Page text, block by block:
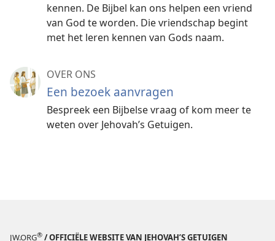
kennen. De Bijbel kan ons helpen een vriend
van God te worden. Die vriendschap begint
met het leren kennen van Gods naam.
OVER ONS
Een bezoek aanvragen
Bespreek een Bijbelse vraag of kom meer te
weten over Jehovah’s Getuigen.
JW.ORG® / OFFICIËLE WEBSITE VAN JEHOVAH’S GETUIGEN